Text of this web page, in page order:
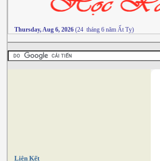
Thursday, Aug 6, 2026 (24 tháng 6 năm Ất Tỵ)
Liên Kết